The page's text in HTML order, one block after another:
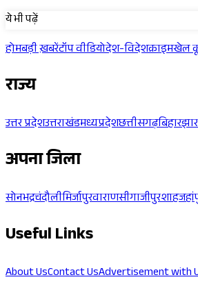
ये भी पढ़ें
होमबड़ी ख़बरेंटॉप वीडियोदेश-विदेशक्राइमखेल
राज्य
उत्तर प्रदेशउत्तराखंडमध्यप्रदेशछत्तीसगढ़बिहार
अपना जिला
सोनभद्रचंदौलीमिर्जापुरवाराणसीगाजीपुर
Useful Links
About UsContact UsAdvertisement with